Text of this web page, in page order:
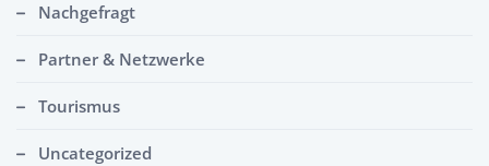
Nachgefragt
Partner & Netzwerke
Tourismus
Uncategorized